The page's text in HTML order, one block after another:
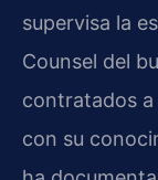
supervisa la
Counsel del
contratados
con su